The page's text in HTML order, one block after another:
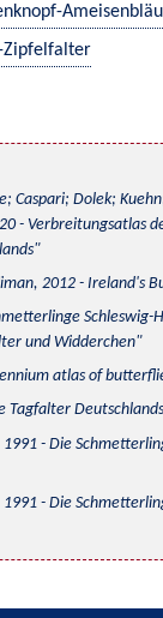
Zipfelfalter
Caspari; Dolek;
- Verbreitungsatlas
2012 - Ireland's
Schleswig-
und Widderchen
atlas of
Tagfalter Deutschlands
- Die
- Die